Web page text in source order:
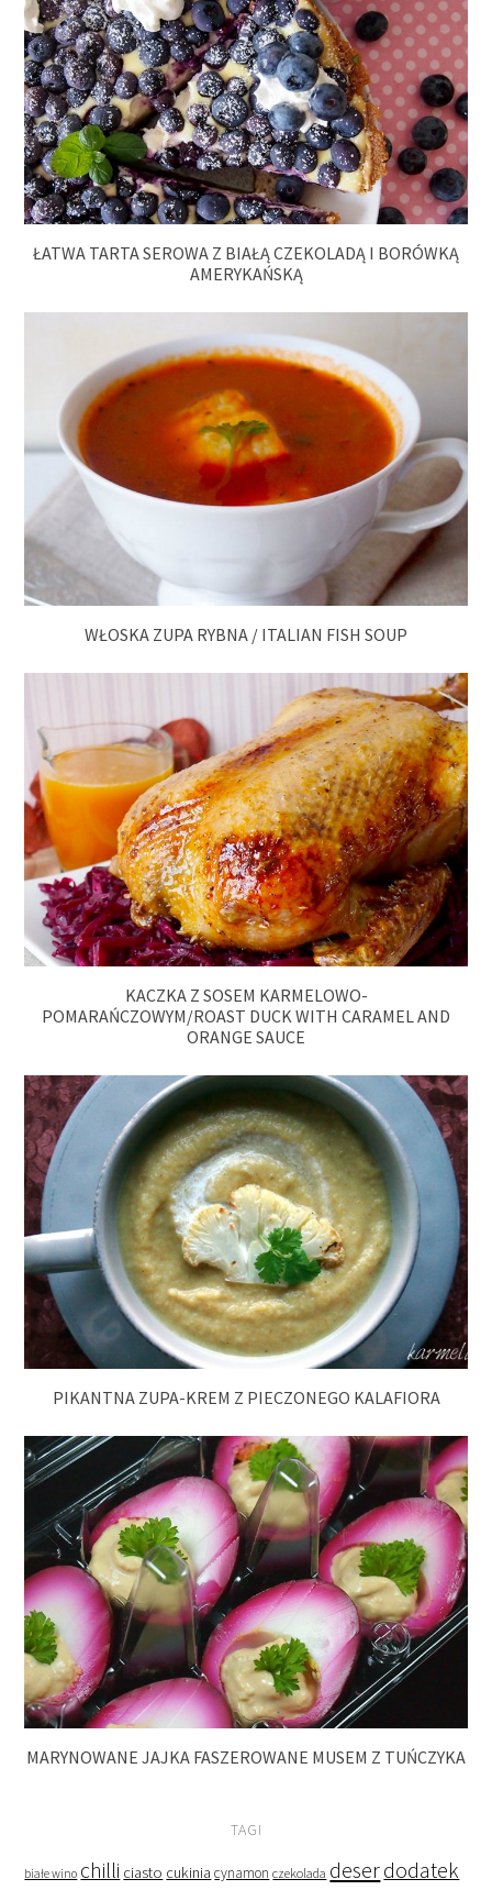
ŁATWA TARTA SEROWA Z BIAŁĄ CZEKOLADĄ I BORÓWKĄ
AMERYKAŃSKĄ
WŁOSKA ZUPA RYBNA / ITALIAN FISH SOUP
KACZKA Z SOSEM KARMELOWO-
POMARAŃCZOWYM/ROAST DUCK WITH CARAMEL AND
ORANGE SAUCE
PIKANTNA ZUPA-KREM Z PIECZONEGO KALAFIORA
MARYNOWANE JAJKA FASZEROWANE MUSEM Z TUŃCZYKA
TAGI
białe wino chilli ciasto cukinia cynamon czekolada deserdodatek